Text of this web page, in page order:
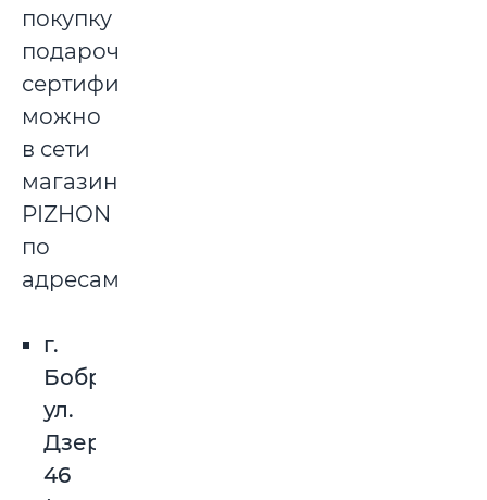
покупку
подарочным
сертификатом
можно
в сети
магазинов
PIZHON
по
адресам:
г.
Бобруйск,
ул.
Дзержинского,
46